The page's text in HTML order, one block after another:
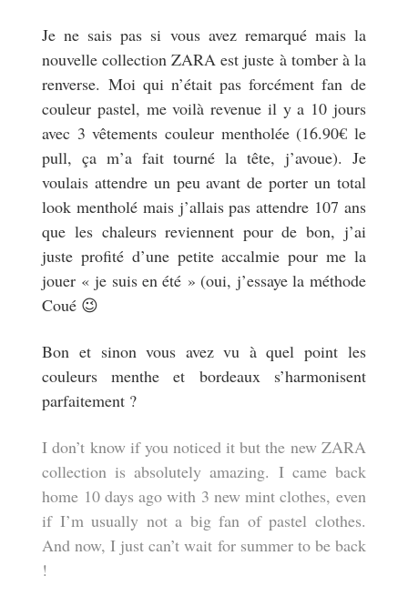
Je ne sais pas si vous avez remarqué mais la
nouvelle collection ZARA est juste à tomber à la
renverse. Moi qui n’était pas forcément fan de
couleur pastel, me voilà revenue il y a 10 jours
avec 3 vêtements couleur mentholée (16.90€ le
pull, ça m’a fait tourné la tête, j’avoue). Je
voulais attendre un peu avant de porter un total
look mentholé mais j’allais pas attendre 107 ans
que les chaleurs reviennent pour de bon, j’ai
juste profité d’une petite accalmie pour me la
jouer « je suis en été » (oui, j’essaye la méthode
Coué 😉
Bon et sinon vous avez vu à quel point les
couleurs menthe et bordeaux s’harmonisent
parfaitement ?
I don’t know if you noticed it but the new ZARA
collection is absolutely amazing. I came back
home 10 days ago with 3 new mint clothes, even
if I’m usually not a big fan of pastel clothes.
And now, I just can’t wait for summer to be back
!